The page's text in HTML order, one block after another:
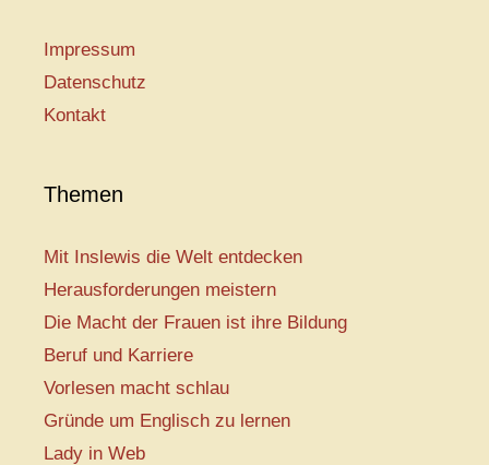
Impressum
Datenschutz
Kontakt
Themen
Mit Inslewis die Welt entdecken
Herausforderungen meistern
Die Macht der Frauen ist ihre Bildung
Beruf und Karriere
Vorlesen macht schlau
Gründe um Englisch zu lernen
Lady in Web